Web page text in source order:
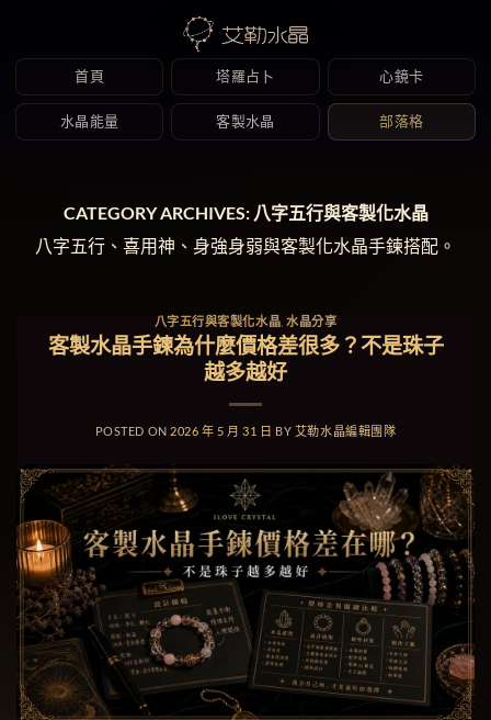
首頁 塔羅占卜 心鏡卡
水晶能量 客製水晶 部落格
content
CATEGORY ARCHIVES: 八字五行與客製化水晶
八字五行、喜用神、身強身弱與客製化水晶手鍊搭配。
八字五行與客製化水晶 ,水晶分享
客製水晶手鍊為什麼價格差很多？不是珠子
越多越好
POSTED ON 2026 年 5 月 31 日 BY 艾勒水晶編輯團隊